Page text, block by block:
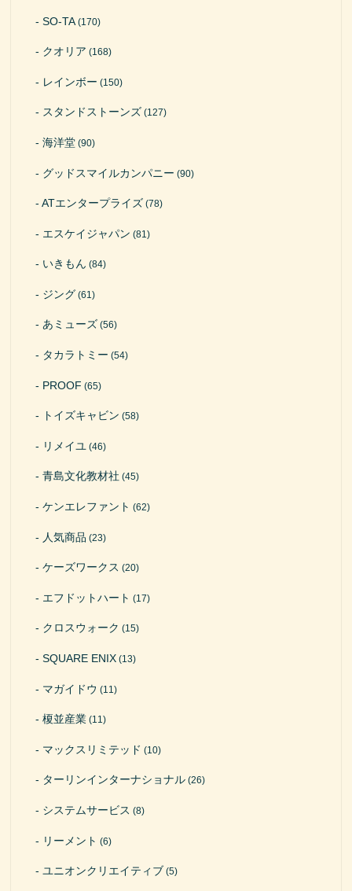
SO-TA (170)
クオリア (168)
レインボー (150)
スタンドストーンズ (127)
海洋堂 (90)
グッドスマイルカンパニー (90)
ATエンタープライズ (78)
エスケイジャパン (81)
いきもん (84)
ジング (61)
あミューズ (56)
タカラトミー (54)
PROOF (65)
トイズキャビン (58)
リメイユ (46)
青島文化教材社 (45)
ケンエレファント (62)
人気商品 (23)
ケーズワークス (20)
エフドットハート (17)
クロスウォーク (15)
SQUARE ENIX (13)
マガイドウ (11)
榎並産業 (11)
マックスリミテッド (10)
ターリンインターナショナル (26)
システムサービス (8)
リーメント (6)
ユニオンクリエイティブ (5)